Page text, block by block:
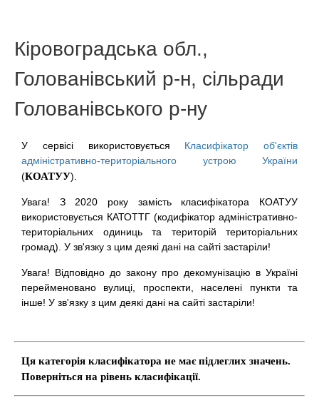
Кіровоградська обл.,
Голованівський р-н, сільради
Голованівського р-ну
У сервісі використовується Класифікатор об'єктів
адміністративно-територіального устрою України
(КОАТУУ).
Увага! З 2020 року замість класифікатора КОАТУУ
використовується КАТОТТГ (кодифікатор адміністративно-
територіальних одиниць та територій територіальних
громад). У зв'язку з цим деякі дані на сайті застаріли!
Увага! Відповідно до закону про декомунізацію в Україні
перейменовано вулиці, проспекти, населені пункти та
інше! У зв'язку з цим деякі дані на сайті застаріли!
Ця категорія класифікатора не має підлеглих значень.
Поверніться на рівень класифікації.